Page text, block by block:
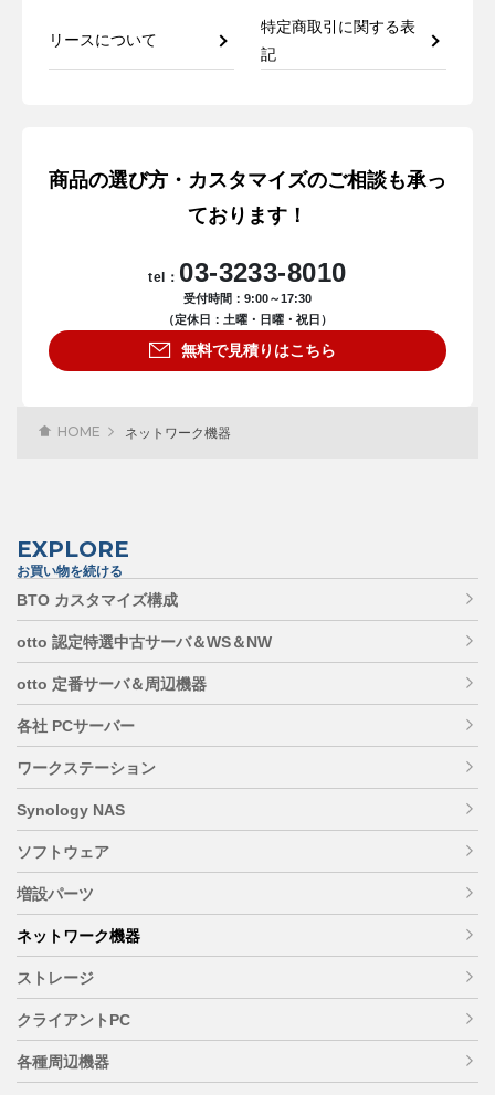
リースについて
特定商取引に関する表
記
商品の選び方・カスタマイズのご相談も承っ
ております！
tel： 03-3233-8010
受付時間：9:00～17:30
（定休日：土曜・日曜・祝日）
無料で見積りはこちら
HOME ネットワーク機器
EXPLORE
お買い物を続ける
BTO カスタマイズ構成
otto 認定特選中古サーバ＆WS＆NW
otto 定番サーバ＆周辺機器
各社 PCサーバー
ワークステーション
Synology NAS
ソフトウェア
増設パーツ
ネットワーク機器
ストレージ
クライアントPC
各種周辺機器